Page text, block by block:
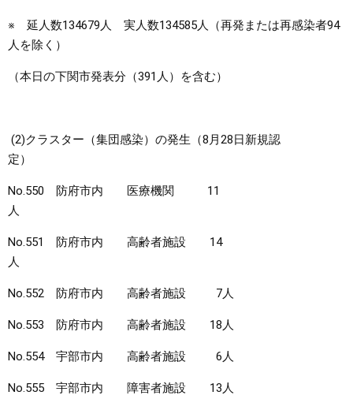
※ 延人数134679人 実人数134585人（再発または再感染者94
人を除く）
（本日の下関市発表分（391人）を含む）
(2)クラスター（集団感染）の発生（8月28日新規認
定）
No.550 防府市内 医療機関 11
人
No.551 防府市内 高齢者施設 14
人
No.552 防府市内 高齢者施設 7人
No.553 防府市内 高齢者施設 18人
No.554 宇部市内 高齢者施設 6人
No.555 宇部市内 障害者施設 13人